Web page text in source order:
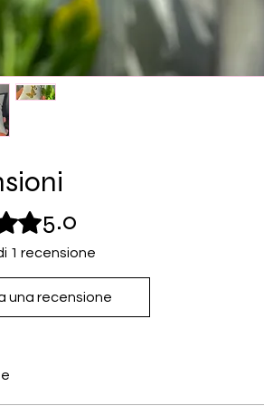
stelle su 5.
5.0
1 recensione
una recensione